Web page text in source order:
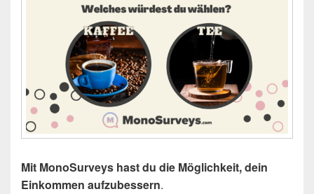
Mit MonoSurveys hast du die Möglichkeit, dein
Einkommen aufzubessern.